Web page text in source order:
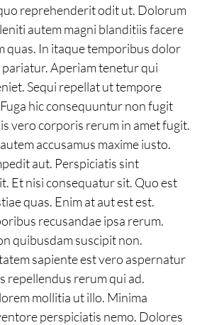
reprehenderit odit ut. Dolorum
autem magni blanditiis facere
quas. In itaque temporibus dolor
Aperiam tenetur qui
Sequi repellat ut tempore
hic consequuntur non fugit
vero corporis rerum in amet fugit.
accusamus maxime iusto.
aut. Perspiciatis sint
Et nisi consequatur sit. Quo est
quas. Enim at aut est est.
recusandae ipsa rerum.
quibusdam suscipit non.
sapiente est vero aspernatur
repellendus rerum qui ad.
mollitia ut illo. Minima
perspiciatis nemo. Dolores